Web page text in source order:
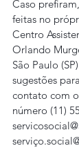
Caso
feitas no
Centro
Orlando
São Paulo
sugestões
contato com
número (11)